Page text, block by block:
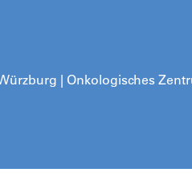
| Onkologisches